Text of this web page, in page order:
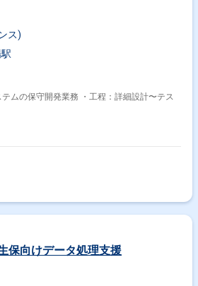
ス)
業務 ・工程：詳細設計〜テス
保向けデータ処理支援